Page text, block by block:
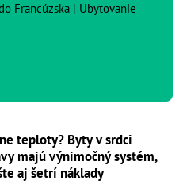
Francúzska | Ubytovanie
teploty? Byty v srdci
majú výnimočný systém,
aj šetrí náklady